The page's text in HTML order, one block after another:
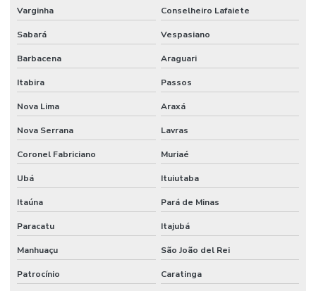
Sistema de detecção e alarme
Sistema de detecção e alarme de incêndio sem fio
Sistema de detecção e alarme de incêndio wireless
Sistema detecção de incêndio
Sistema de detecção de incêndio por aspiração
Sistema de detecção de incêndio preços
Sistema de hidrantes para combate a incêndio
Sistema de hidrantes contra incêndios
Sistema de hidrantes e sprinklers
Varginha Conselheiro Lafaiete
Sabará Vespasiano
Barbacena Araguari
Itabira Passos
Nova Lima Araxá
Nova Serrana Lavras
Coronel Fabriciano Muriaé
Ubá Ituiutaba
Itaúna Pará de Minas
Paracatu Itajubá
Manhuaçu São João del Rei
Patrocínio Caratinga